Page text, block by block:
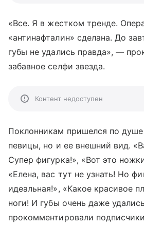
«Все. Я в жестком тренде.
«антинафталин» сделана. До
губы не удались правда», —
забавное селфи звезда.
Контент недоступен
Поклонникам пришелся по
певицы, но и ее внешний вид.
Супер фигурка!», «Вот это
«Елена, вас тут не узнать! Но
идеальная!», «Какое красивое
ноги! И губы очень даже
прокомментировали